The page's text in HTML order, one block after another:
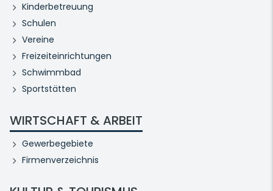
Kinderbetreuung
Schulen
Vereine
Freizeiteinrichtungen
Schwimmbad
Sportstätten
WIRTSCHAFT & ARBEIT
Gewerbegebiete
Firmenverzeichnis